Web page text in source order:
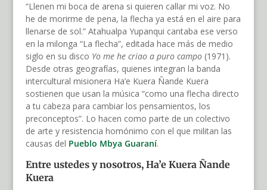
“Llenen mi boca de arena si quieren callar mi voz. No
he de morirme de pena, la flecha ya está en el aire para
llenarse de sol.” Atahualpa Yupanqui cantaba ese verso
en la milonga “La flecha”, editada hace más de medio
siglo en su disco Yo me he criao a puro campo(1971).
Desde otras geografías, quienes integran la banda
intercultural misionera Ha’e Kuera Ñande Kuera
sostienen que usan la música “como una flecha directo
a tu cabeza para cambiar los pensamientos, los
preconceptos”. Lo hacen como parte de un colectivo
de arte y resistencia homónimo con el que militan las
causas del Pueblo Mbya Guaraní.
Entre ustedes y nosotros, Ha’e Kuera Ñande
Kuera